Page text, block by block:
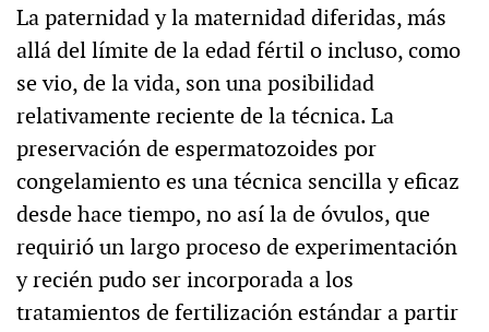
La paternidad y la maternidad diferidas, más
allá del límite de la edad fértil o incluso, como
se vio, de la vida, son una posibilidad
relativamente reciente de la técnica. La
preservación de espermatozoides por
congelamiento es una técnica sencilla y eficaz
desde hace tiempo, no así la de óvulos, que
requirió un largo proceso de experimentación
y recién pudo ser incorporada a los
tratamientos de fertilización estándar a partir